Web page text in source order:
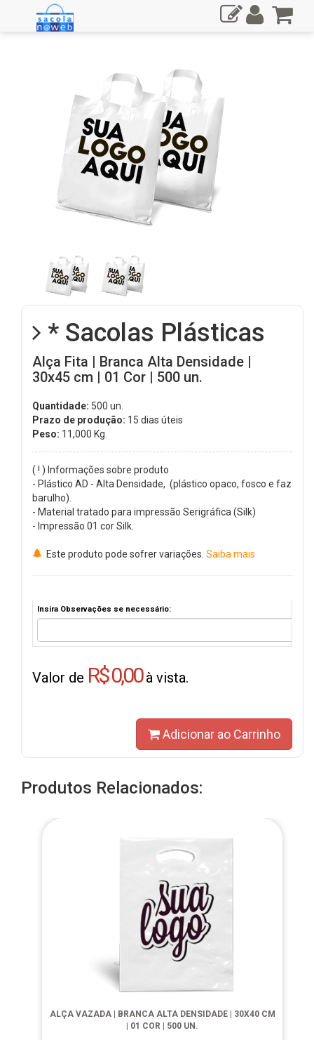
* Sacolas Plásticas
Alça Fita | Branca Alta Densidade |
30x45 cm | 01 Cor | 500 un.
Quantidade: 500 un.
Prazo de produção: 15 dias úteis
Peso: 11,000 Kg.
( ! ) Informações sobre produto
- Plástico AD - Alta Densidade, (plástico opaco, fosco e faz
barulho).
- Material tratado para impressão Serigráfica (Silk)
- Impressão 01 cor Silk.
Este produto pode sofrer variações. Saiba mais
Insira Observações se necessário:
Valor de R$ 0,00à vista.
Adicionar ao Carrinho
Produtos Relacionados:
ALÇA VAZADA | BRANCA ALTA DENSIDADE | 30X40 CM
| 01 COR | 500 UN.